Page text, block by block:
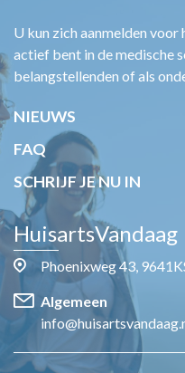
U kun zich aanmelden voor
actief bent in de medische
belangstellenden of als
NIEUWS
FAQ
SCHRIJF JE NU IN
HuisartsVandaag
Phoenixweg 43,
Algemeen